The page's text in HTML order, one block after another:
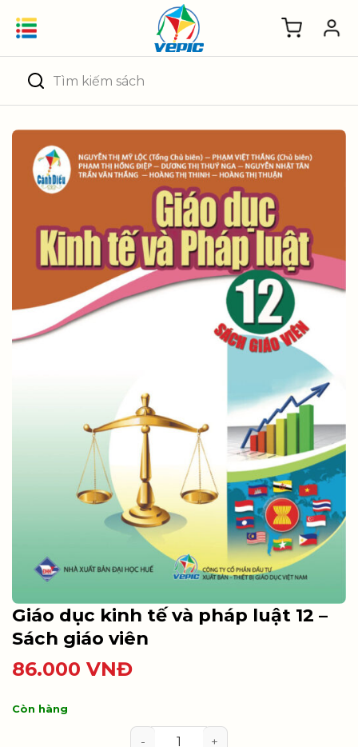
Tìm
kiếm:
Giáo dục kinh tế và pháp luật 12 –
Sách giáo viên
86.000 VNĐ
Còn hàng
Giáo dục kinh tế và pháp luật 12